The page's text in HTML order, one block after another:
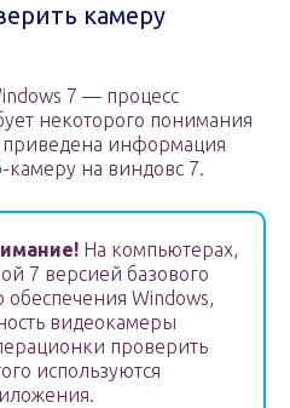
камеру
7 — процесс
некоторого понимания
информация
камеру на виндовс 7.
На компьютерах,
7 версией базового
обеспечения Windows,
видеокамеры
проверить
используются